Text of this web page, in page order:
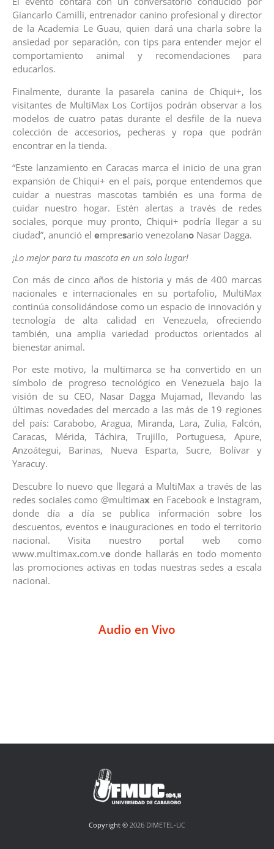
Giancarlo Camilli, entrenador canino profesional y director
de la Academia Le Guau, quien dará una charla sobre la
ansiedad por separación, con tips para entender mejor el
comportamiento animal y recomendaciones para
educarlos.
Finalmente, durante la pasarela canina de Chiqui+, los
visitantes de MultiMax Los Cortijos podrán observar a los
modelos de cuatro patas durante el desfile de la nueva
colección de accesorios, pecheras y ropa que podrán
encontrar en la tienda.
“Este lanzamiento en Caracas marca el inicio de una gran
expansión de Chiqui+ en el país, porque entendemos que
cuidar a nuestras mascotas también es una forma de
cuidar nuestro hogar. Estén alertas a través de redes
sociales, porque muy pronto, Chiqui+ podría llegar a su
ciudad”, anunció el empresario venezolano Nasar Dagga.
¡Lo mejor para tu mascota en un solo lugar!
Con más de cinco años de historia y más de 400 marcas
nacionales e internacionales en su portafolio, MultiMax
continúa consolidándose como un espacio de innovación y
tecnología de alta calidad en Venezuela, ofreciendo
también, una amplia variedad productos orientados al
bienestar animal.
Por este motivo, la multimarca se ha convertido en un
símbolo de progreso tecnológico en Venezuela bajo la
visión de su CEO, Nasar Dagga Mujamad, llevando las
últimas novedades del mercado a las más de 19 regiones
del país: Carabobo, Aragua, Miranda, Lara, Zulia, Falcón,
Caracas, Mérida, Táchira, Trujillo, Portuguesa, Apure,
Anzoátegui, Barinas, Nueva Esparta, Sucre, Bolívar y
Yaracuy.
Descubre lo nuevo que llegará a MultiMax a través de las
redes sociales como @multimax en Facebook e Instagram,
donde día a día se publica información sobre los
descuentos, eventos e inauguraciones en todo el territorio
nacional. Visita nuestro portal web como
www.multimax.com.ve donde hallarás en todo momento
las promociones activas en todas nuestras sedes a escala
nacional.
Audio en Vivo
Copyright © 2026 DIMETEL-UC